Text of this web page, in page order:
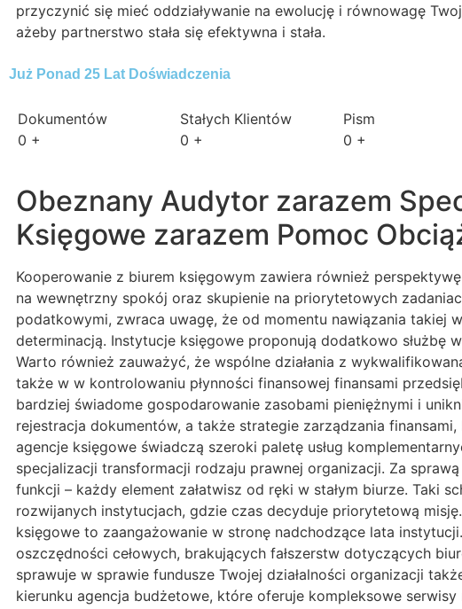
przyczynić się mieć oddziaływanie na ewolucję i równowagę
ażeby partnerstwo stała się efektywna i stała.
Już Ponad 25 Lat Doświadczenia
Dokumentów
0 +
Stałych Klientów
0 +
Pism
0 +
Obeznany Audytor zarazem
Księgowe zarazem Pomoc
Kooperowanie z biurem księgowym zawiera również
na wewnętrzny spokój oraz skupienie na priorytetowych
podatkowymi, zwraca uwagę, że od momentu nawiązania takiej
determinacją. Instytucje księgowe proponują dodatkowo służbę
Warto również zauważyć, że wspólne działania z
także w w kontrolowaniu płynności finansowej finansami
bardziej świadome gospodarowanie zasobami pieniężnymi i
rejestracja dokumentów, a także strategie zarządzania
agencje księgowe świadczą szeroki paletę usług
specjalizacji transformacji rodzaju prawnej organizacji. Za
funkcji – każdy element załatwisz od ręki w stałym biurze. Taki
rozwijanych instytucjach, gdzie czas decyduje priorytetową
księgowe to zaangażowanie w stronę nadchodzące lata
oszczędności cełowych, brakujących fałszerstw dotyczących
sprawuje w sprawie fundusze Twojej działalności organizacji
kierunku agencja budżetowe, które oferuje kompleksowe